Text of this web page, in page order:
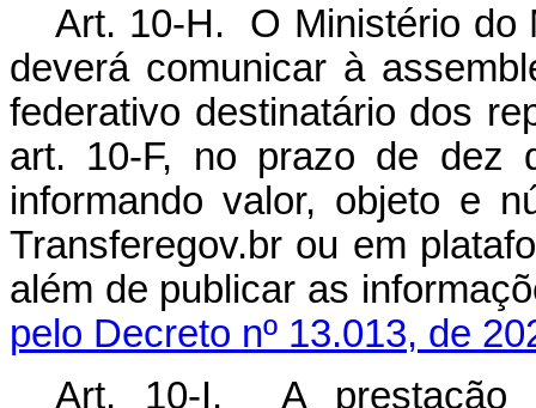
Art. 10-H. O Ministério do
deverá comunicar à
federativo destinatário dos
art. 10-F, no prazo de dez
informando valor, objeto e
Transferegov.br ou em
além de publicar as
pelo Decreto nº 13.013, de
Art. 10-I. A prestação